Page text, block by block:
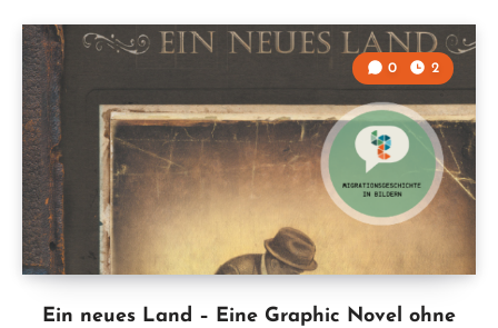
Ein neues Land – Eine Graphic Novel ohne
0 2